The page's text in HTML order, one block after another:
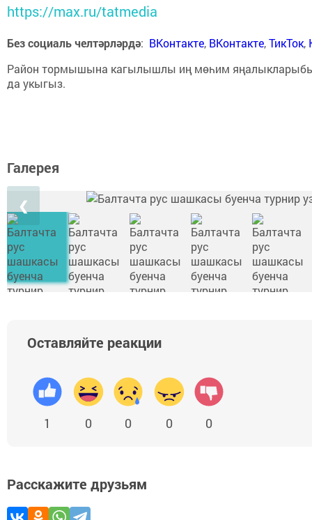
https://max.ru/tatmedia
Без социаль челтәрләрдә: ВКонтакте, ВКонтакте,ТикТок,
Район тормышына кагылышлы иң мөһим
да укыгыз.
Галерея
❮
Оставляйте реакции
1 0 0 0 0
Расскажите друзьям